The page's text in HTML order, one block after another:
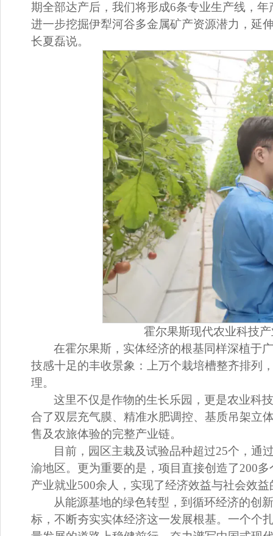
期全部达产后，我们将形成6条专业生产线，
进一步挖掘伊犁河谷多金属矿产资源潜力，延
长夏磊说。
霍尔果斯现代农业科技
在霍尔果斯，实体经济的根基同样深植于
技感十足的丰收景象：上万个栽培槽整齐排列
理。
这里不仅是作物的生长乐园，更是农业科
合了双层充气膜、精准水肥调控、基质吊架立
售及农旅体验的完整产业链。
目前，园区主栽及试验品种超过25个，通
渝地区。更为重要的是，项目直接创造了200
产业就业500余人，实现了经济效益与社会效益
从能源基地的绿色转型，到循环经济的创
标，不断夯实实体经济这一发展根基。一个个